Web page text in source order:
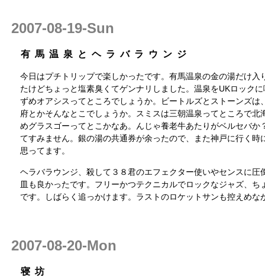
2007-08-19-Sun
有馬温泉とヘラバラウンジ
今日はプチトリップで楽しかったです。有馬温泉の金の湯だけ入
たけどちょっと塩素臭くてゲンナリしました。温泉をUKロック
ずめオアシスってところでしょうか。ビートルズとストーンズは
府とかそんなとこでしょうか。スミスは三朝温泉ってところで北
めグラスゴーってとこかなあ。んじゃ養老牛あたりがベルセバか
てすみません。銀の湯の共通券が余ったので、また神戸に行く時
思ってます。
ヘラバラウンジ、殺して３８君のエフェクター使いやセンスに圧
皿も良かったです。フリーかつテクニカルでロックなジャズ、ち
です。しばらく追っかけます。ラストのロケットサンも控えめな
2007-08-20-Mon
寝坊